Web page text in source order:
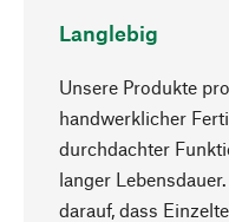
Langlebig
Unsere Produkte
handwerklicher
durchdachter
langer
darauf, dass